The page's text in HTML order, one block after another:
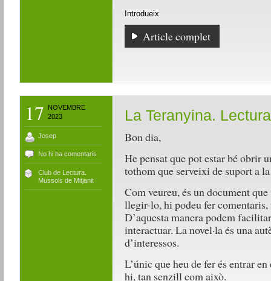
Article complet
17
NOVEMBRE
2023
Josep
No hi ha comentaris
Club de Lectura.
Mussols de Mitjanit
La Teranyina.
Bon dia,
He pensat que pot estar bé obrir
tothom que serveixi de suport a
Com veureu, és un document
llegir-lo, hi podeu fer
D’aquesta manera podem
interactuar. La novel·la és una
d’interessos.
L’únic que heu de fer és entrar
hi, tan senzill com això.